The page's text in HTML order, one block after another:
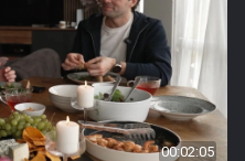
00:02:05